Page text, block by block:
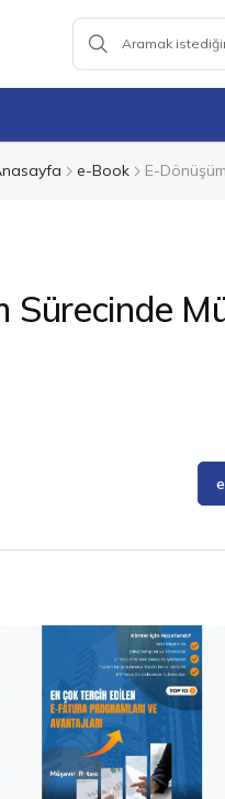
e-Book E-
Sürecinde